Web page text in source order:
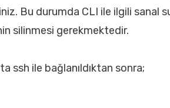
Bu durumda CLI ile ilgili sanal
silinmesi gerekmektedir.
ssh ile bağlanıldıktan sonra;